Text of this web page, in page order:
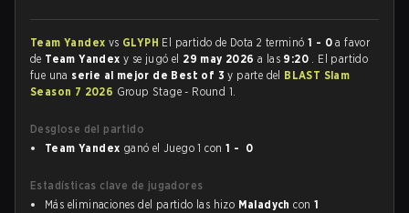
Team Yandex vs GLYPH El partido de Dota 2 terminó1 - 0 a favor
de Team Yandexy se jugó el 29 may 2026a las 9:20 . El partido
fue una serie al mejor de Best of 3y parte del BLAST Slam
Season 7 2026 Group Stage - Round 1.
Desglose del partido
Team Yandex ganó el Juego 1 con 1 - 0
Estadísticas clave de jugadores
Más eliminaciones del partido las hizo Maladych con 1